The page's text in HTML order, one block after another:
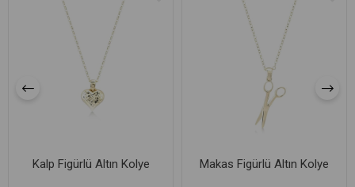
Kalp Figürlü Altın Kolye Makas Figürlü Altın Kolye